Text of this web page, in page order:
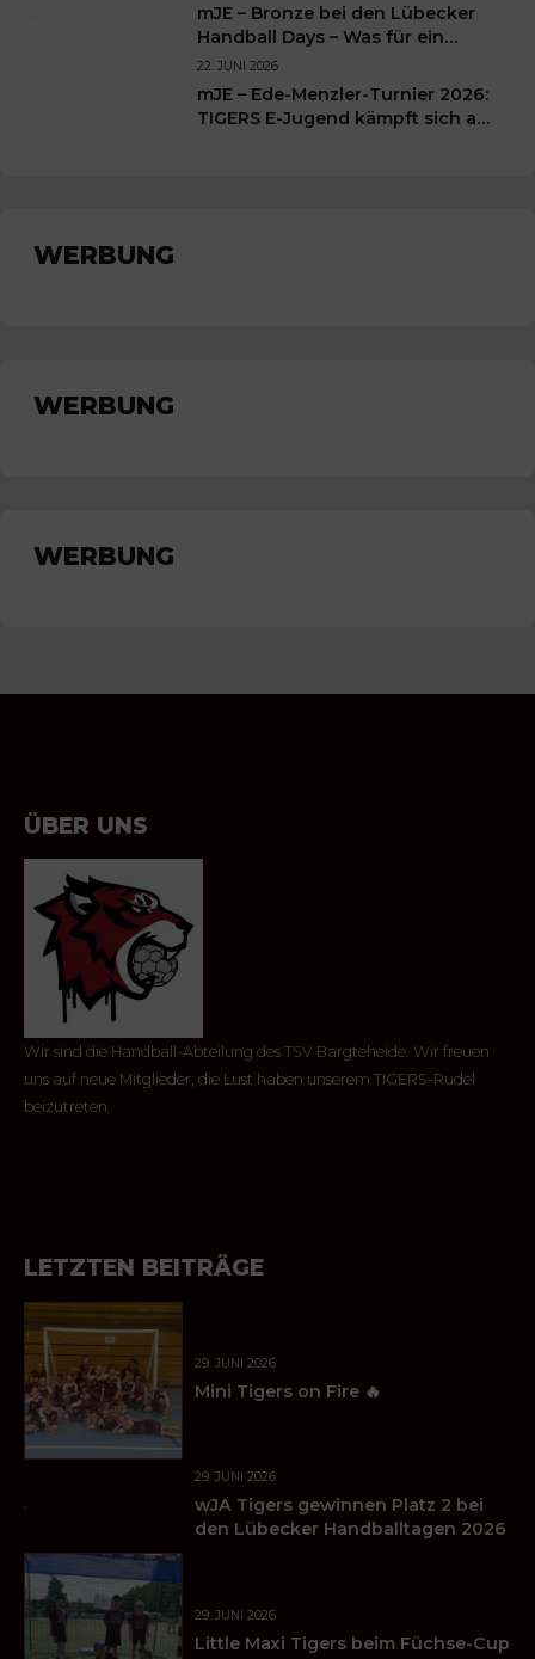
mJE – Bronze bei den Lübecker
Handball Days – Was für ein
Wochenende für unsere kleinen
TIGERS
22. JUNI 2026
mJE – Ede-Menzler-Turnier 2026:
TIGERS E-Jugend kämpft sich auf
WERBUNG
WERBUNG
WERBUNG
ÜBER UNS
Wir sind die Handball-Abteilung des TSV Bargteheide. Wir freuen
uns auf neue Mitglieder, die Lust haben unserem TIGERS-Rudel
beizutreten.
LETZTEN BEITRÄGE
29. JUNI 2026
Mini Tigers on Fire 🔥
29. JUNI 2026
wJA Tigers gewinnen Platz 2 bei
den Lübecker Handballtagen 2026
29. JUNI 2026
Little Maxi Tigers beim Füchse-Cup